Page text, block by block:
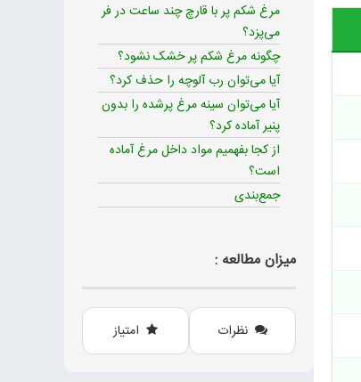
مرغ شکم پر با قارچ چند ساعت در فر
می‌پزد؟
چگونه مرغ شکم پر خشک نشود؟
آیا می‌توان رب آلوچه را حذف کرد؟
آیا می‌توان سینه مرغ پرشده را بدون
پنیر آماده کرد؟
از کجا بفهمیم مواد داخل مرغ آماده
است؟
جمع‌بندی
میزان مطالعه :
نظرات امتیاز